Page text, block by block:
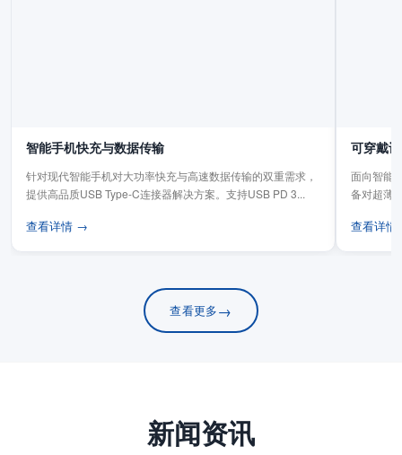
智能手机快充与数据传输
针对现代智能手机对大功率快充与高速数据传输的双重需求，
提供高品质USB Type-C连接器解决方案。支持USB PD 3...
查看详情 →
可穿戴
面向智能
备对超薄
查看详
查看更多→
新闻资讯